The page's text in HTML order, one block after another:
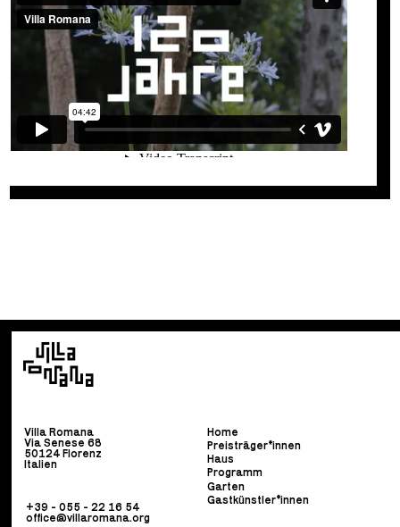
Villa Romana
Via Senese 68
50124 Florenz
Italien
+39 - 055 - 22 16 54
office@villaromana.org
Home
Preisträger*innen
Haus
Programm
Garten
Gastkünstler*innen